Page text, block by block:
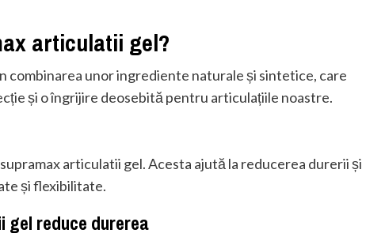
articulatii gel?
combinarea unor ingrediente naturale și sintetice, care
și o îngrijire deosebită pentru articulațiile noastre.
articulatii gel. Acesta ajută la reducerea durerii și
și flexibilitate.
gel reduce durerea